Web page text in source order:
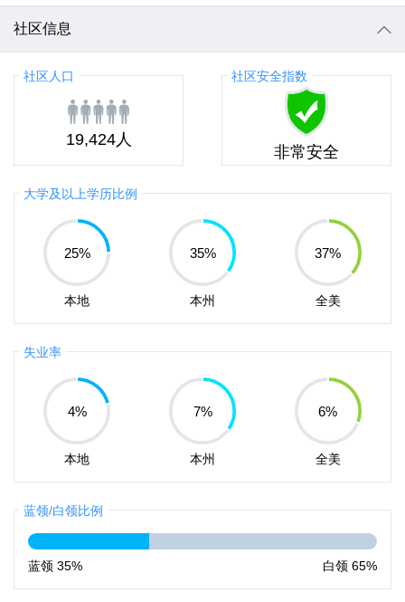
社区信息
社区人口
19,424人
社区安全指数
非常安全
大学及以上学历比例
25%
本地
35%
本州
37%
全美
失业率
4%
本地
7%
本州
6%
全美
蓝领/白领比例
蓝领 35% 白领 65%